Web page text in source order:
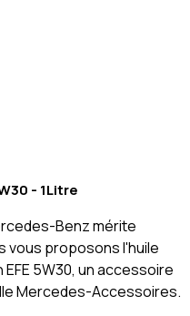
- 1Litre
Benz mérite
vous proposons l'huile
5W30, un accessoire
Mercedes-Accessoires.